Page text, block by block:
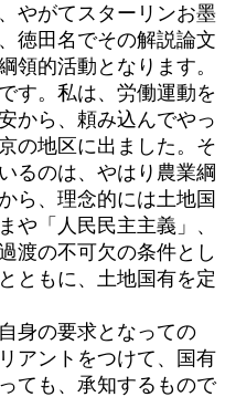
やがてスターリンお墨
徳田名でその解説論文
領的活動となります。
す。私は、労働運動を
から、頼み込んでやっ
の地区に出ました。そ
るのは、やはり農業綱
ら、理念的には土地国
や「人民民主主義」、
渡の不可欠の条件とし
ともに、土地国有を定
身の要求となっての
アントをつけて、国有
ても、承知するもので